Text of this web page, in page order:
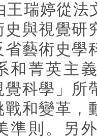
王瑞婷從法
史與視覺研
省藝術史學
和菁英主
覺科學」所
戰和變革，
準則。另